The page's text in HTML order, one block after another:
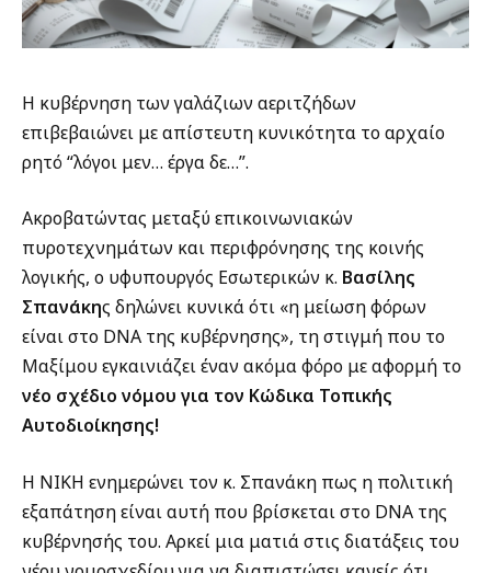
H κυβέρνηση των γαλάζιων αεριτζήδων
επιβεβαιώνει με απίστευτη κυνικότητα το αρχαίο
ρητό “λόγοι μεν… έργα δε…”.
Ακροβατώντας μεταξύ επικοινωνιακών
πυροτεχνημάτων και περιφρόνησης της κοινής
λογικής, ο υφυπουργός Εσωτερικών κ. Βασίλης
Σπανάκης δηλώνει κυνικά ότι «η μείωση φόρων
είναι στο DNA της κυβέρνησης», τη στιγμή που το
Μαξίμου εγκαινιάζει έναν ακόμα φόρο με αφορμή το
νέο σχέδιο νόμου για τον Κώδικα Τοπικής
Αυτοδιοίκησης!
Η ΝΙΚΗ ενημερώνει τον κ. Σπανάκη πως η πολιτική
εξαπάτηση είναι αυτή που βρίσκεται στο DNA της
κυβέρνησής του. Αρκεί μια ματιά στις διατάξεις του